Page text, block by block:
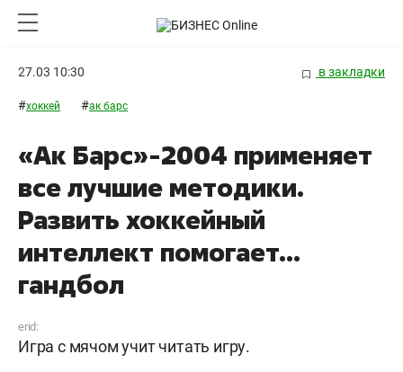
27.03 10:30 в закладки
#хоккей #ак барс
«Ак Барс»-2004 применяет
все лучшие методики.
Развить хоккейный
интеллект помогает...
гандбол
erid:
Игра с мячом учит читать игру.